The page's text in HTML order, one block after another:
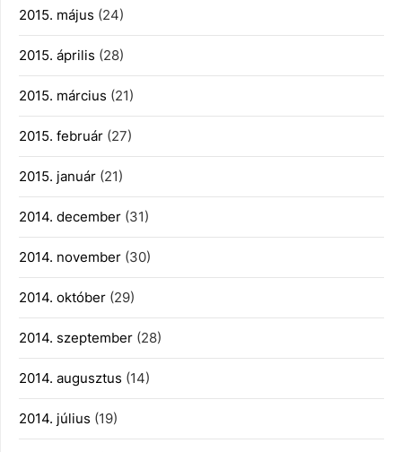
2015. május (24)
2015. április (28)
2015. március (21)
2015. február (27)
2015. január (21)
2014. december (31)
2014. november (30)
2014. október (29)
2014. szeptember (28)
2014. augusztus (14)
2014. július (19)